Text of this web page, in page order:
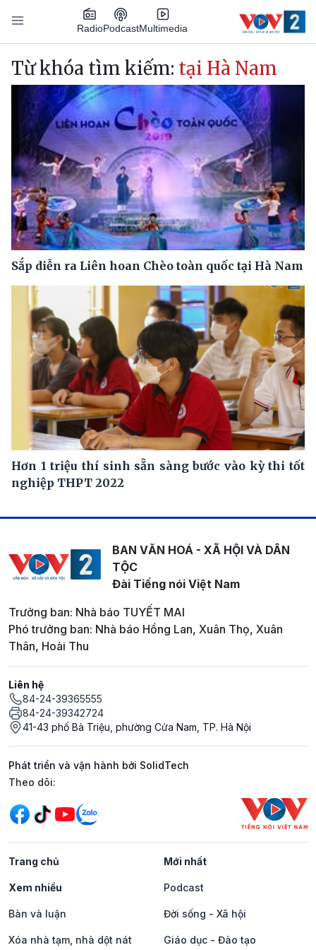
Nhảy đến nội dung
RadioPodcastMultimedia
Main navigation
Từ khóa tìm kiếm: tại Hà Nam
Sắp diễn ra Liên hoan Chèo toàn quốc tại Hà Nam
Hơn 1 triệu thí sinh sẵn sàng bước vào kỳ thi tốt
nghiệp THPT 2022
BAN VĂN HOÁ - XÃ HỘI VÀ DÂN
TỘC
Đài Tiếng nói Việt Nam
Trưởng ban: Nhà báo TUYẾT MAI
Phó trưởng ban: Nhà báo Hồng Lan, Xuân Thọ, Xuân
Thân, Hoài Thu
Liên hệ
84-24-39365555
84-24-39342724
41-43 phố Bà Triệu, phường Cửa Nam, TP. Hà Nội
Phát triển và vận hành bởi SolidTech
Mạng xã hội
Theo dõi:
Trang chủ Mới nhất
Xem nhiều Podcast
Bàn và luận Đời sống - Xã hội
Xóa nhà tạm, nhà dột nát Giáo dục - Đào tạo